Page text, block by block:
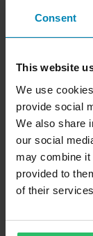
Consent
This website
We use
provide social
We also share
our social
may combine it
provided to
of their
809 kr -19%
999 kr